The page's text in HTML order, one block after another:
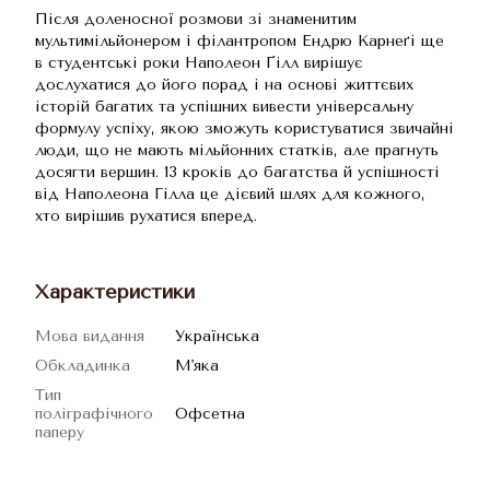
Після доленосної розмови зі знаменитим
мультимільйонером і філантропом Ендрю Карнеґі ще
в студентські роки Наполеон Ґілл вирішує
дослухатися до його порад і на основі життєвих
історій багатих та успішних вивести універсальну
формулу успіху, якою зможуть користуватися звичайні
люди, що не мають мільйонних статків, але прагнуть
досягти вершин. 13 кроків до багатства й успішності
від Наполеона Гілла це дієвий шлях для кожного,
хто вирішив рухатися вперед.
Характеристики
Мова видання
Українська
Обкладинка
М'яка
Тип
поліграфічного
паперу
Офсетна